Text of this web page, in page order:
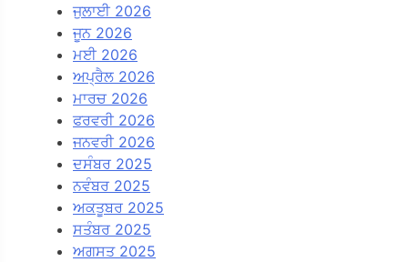
ਜੁਲਾਈ 2026
ਜੂਨ 2026
ਮਈ 2026
ਅਪ੍ਰੈਲ 2026
ਮਾਰਚ 2026
ਫਰਵਰੀ 2026
ਜਨਵਰੀ 2026
ਦਸੰਬਰ 2025
ਨਵੰਬਰ 2025
ਅਕਤੂਬਰ 2025
ਸਤੰਬਰ 2025
ਅਗਸਤ 2025